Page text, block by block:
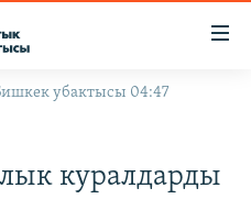
убактысы 04:47
куралдарды